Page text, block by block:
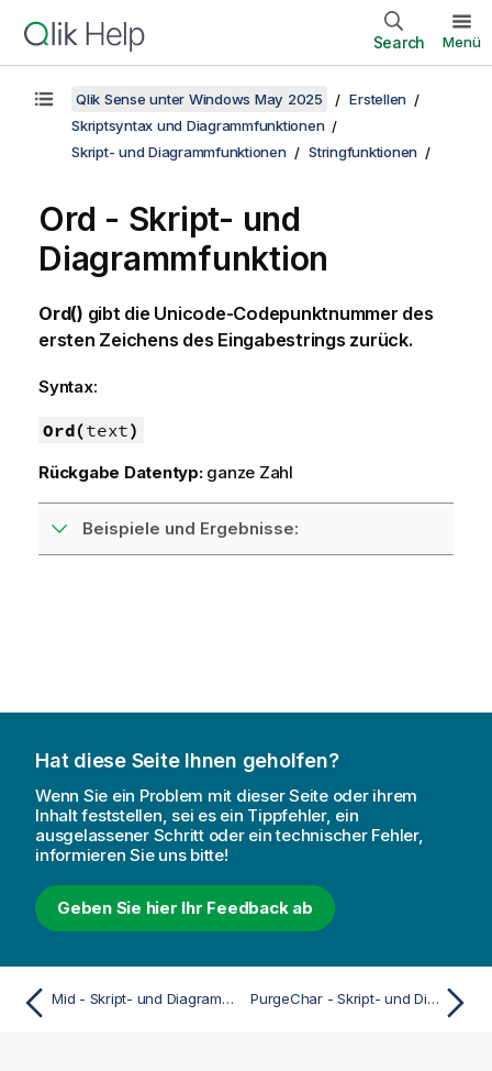
Search Menü
Qlik Sense unter Windows May 2025
Erstellen
Skriptsyntax und Diagrammfunktionen
Skript- und Diagrammfunktionen
Stringfunktionen
Ord - Skript- und
Diagrammfunktion
Ord() gibt die Unicode-Codepunktnummer des
ersten Zeichens des Eingabestrings zurück.
Syntax:
Ord(text)
Rückgabe Datentyp: ganze Zahl
Beispiele und Ergebnisse:
Hat diese Seite Ihnen geholfen?
Wenn Sie ein Problem mit dieser Seite oder ihrem
Inhalt feststellen, sei es ein Tippfehler, ein
ausgelassener Schritt oder ein technischer Fehler,
informieren Sie uns bitte!
Geben Sie hier Ihr Feedback ab
Mid - Skript- und Diagrammfunktion PurgeChar - Skript- und Diagrammfunktion